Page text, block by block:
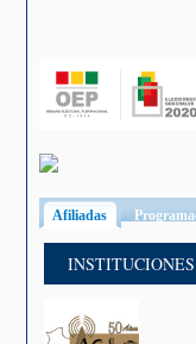
Afiliadas (solapa activa)